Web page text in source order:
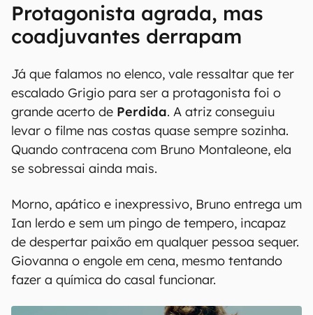
Protagonista agrada, mas
coadjuvantes derrapam
Já que falamos no elenco, vale ressaltar que ter
escalado Grigio para ser a protagonista foi o
grande acerto de Perdida. A atriz conseguiu
levar o filme nas costas quase sempre sozinha.
Quando contracena com Bruno Montaleone, ela
se sobressai ainda mais.
Morno, apático e inexpressivo, Bruno entrega um
Ian lerdo e sem um pingo de tempero, incapaz
de despertar paixão em qualquer pessoa sequer.
Giovanna o engole em cena, mesmo tentando
fazer a química do casal funcionar.